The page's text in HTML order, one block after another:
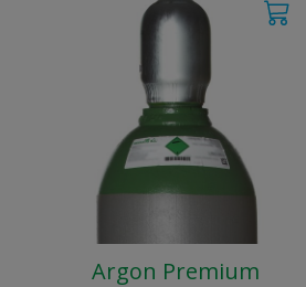
Argon Premium